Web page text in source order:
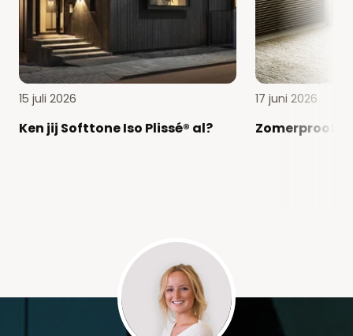
15 juli 2026
Ken jij Softtone Iso Plissé® al?
17 juni 2026
Zomerproof